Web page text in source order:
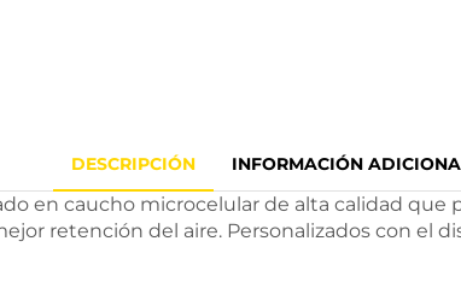
DESCRIPCIÓN INFORMACIÓN
en caucho microcelular de alta calidad
retención del aire. Personalizados con el